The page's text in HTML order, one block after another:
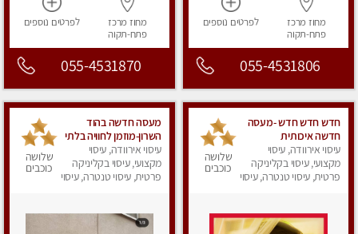
מחוז מרכז
פתח-תקוה
לפרטים נוספים
055-4531806
מחוז מרכז
פתח-תקוה
לפרטים נוספים
055-4531870
חדש חדש חדש -מעסה
חדשה איכותית
ומקצועית מומלץ מאוד
מאוד !
עיסוי אירוודה, עיסוי
מקצועי, עיסוי בקליניקה
פרטית, עיסוי טנטרה, עיסוי
שלושה
כוכבים
מעסה חדשה בהוד
השרון-מוזמן לחוויה בלתי
נשכחת!!!עיסוי מפנק
ביותר במקום פרטי
לחלוטין!
עיסוי אירוודה, עיסוי
מקצועי, עיסוי בקליניקה
פרטית, עיסוי טנטרה, עיסוי
שלושה
כוכבים